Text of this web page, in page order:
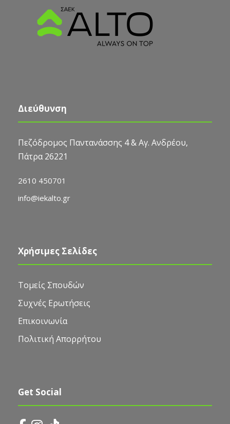
Διεύθυνση
Πεζόδρομος Παντανάσσης 4 & Αγ. Ανδρέου,
Πάτρα 26221
2610 450701
info@iekalto.gr
Χρήσιμες Σελίδες
Τομείς Σπουδών
Συχνές Ερωτήσεις
Επικοινωνία
Πολιτική Απορρήτου
Get Social